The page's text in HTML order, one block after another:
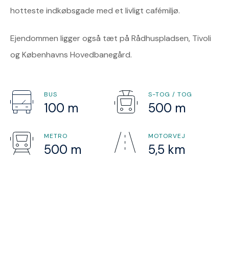
hotteste indkøbsgade med et livligt cafémiljø.
Ejendommen ligger også tæt på Rådhuspladsen, Tivoli
og Københavns Hovedbanegård.
BUS
100 m
S-TOG / TOG
500 m
METRO
500 m
MOTORVEJ
5,5 km